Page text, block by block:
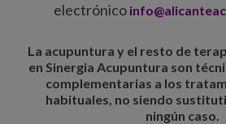
electrónico
La acupuntura y el resto de
en Sinergia Acupuntura son
complementarias a los
habituales, no siendo
ningún caso.